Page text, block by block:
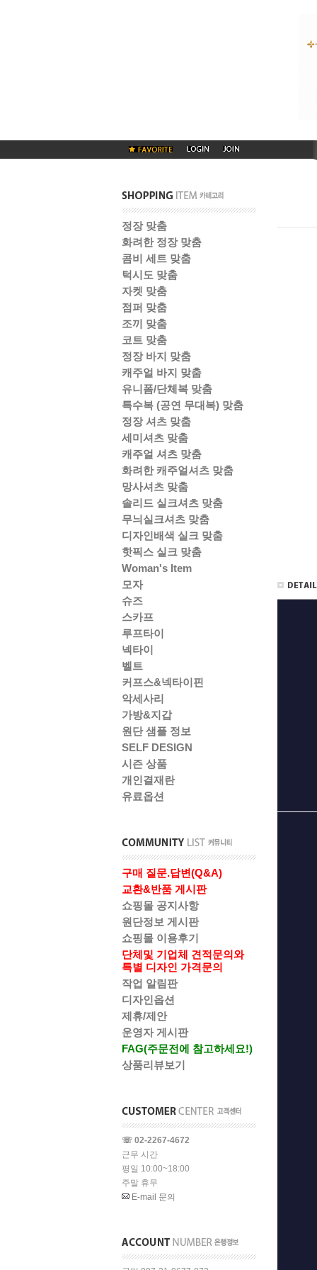
정장 맞춤
화려한 정장 맞춤
콤비 세트 맞춤
턱시도 맞춤
자켓 맞춤
점퍼 맞춤
조끼 맞춤
코트 맞춤
정장 바지 맞춤
캐주얼 바지 맞춤
유니폼/단체복 맞춤
특수복 (공연 무대복) 맞춤
정장 셔츠 맞춤
세미셔츠 맞춤
캐주얼 셔츠 맞춤
화려한 캐주얼셔츠 맞춤
망사셔츠 맞춤
솔리드 실크셔츠 맞춤
무늬실크셔츠 맞춤
디자인배색 실크 맞춤
핫픽스 실크 맞춤
Woman's Item
모자
슈즈
스카프
루프타이
넥타이
벨트
커프스&넥타이핀
악세사리
가방&지갑
원단 샘플 정보
SELF DESIGN
시즌 상품
개인결재란
유료옵션
구매 질문.답변(Q&A)
교환&반품 게시판
쇼핑몰 공지사항
원단정보 게시판
쇼핑몰 이용후기
단체및 기업체 견적문의와
특별 디자인 가격문의
작업 알림판
디자인옵션
제휴/제안
운영자 게시판
FAG(주문전에 참고하세요!)
상품리뷰보기
☏ 02-2267-4672
근무 시간
평일 10:00~18:00
주말 휴무
E-mail 문의